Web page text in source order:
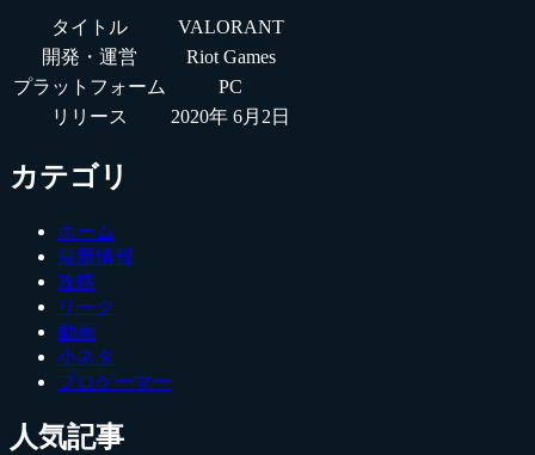
タイトル
VALORANT
開発・運営
Riot Games
プラットフォーム
PC
リリース
2020年 6月2日
カテゴリ
ホーム
最新情報
攻略
リーク
動画
小ネタ
プロゲーマー
人気記事